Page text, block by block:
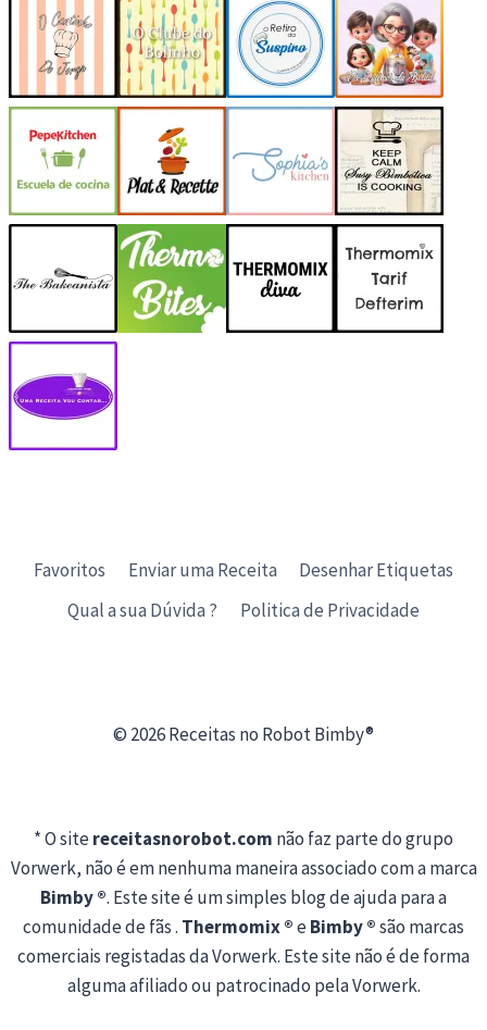
Favoritos Enviar uma Receita
Desenhar Etiquetas
Qual a sua Dúvida ?
Politica de Privacidade
© 2026 Receitas no Robot Bimby®
* O sitereceitasnorobot.com não faz parte do grupo
Vorwerk, não é em nenhuma maneira associado com a marca
Bimby ®. Este site é um simples blog de ajuda para a
comunidade de fãs . Thermomix ®eBimby ®são marcas
comerciais registadas da Vorwerk. Este site não é de forma
alguma afiliado ou patrocinado pela Vorwerk.